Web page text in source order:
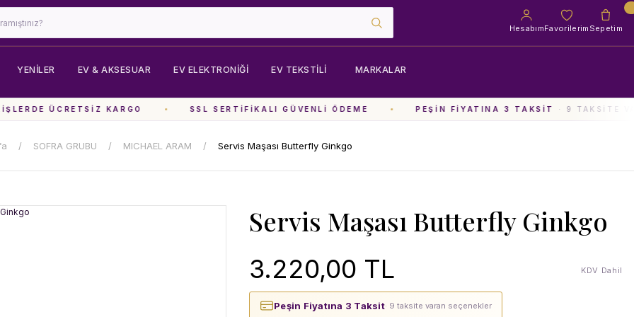
HesabımFavorilerim Sepetim
YENİLER EV & AKSESUAR EV ELEKTRONIĞI EV TEKSTILI MARKALAR
ÜCRETSIZ KARGO SSL SERTIFIKALI GÜVENLI ÖDEME PEŞIN FIYATINA 3 TAKSIT· 9 TAKSITE
SOFRA GRUBU MICHAEL ARAM Servis Maşası Butterfly Ginkgo
Servis Maşası Butterfly Ginkgo
3.220,00 TL KDV Dahil
Peşin Fiyatına 3 Taksit· 9 taksite varan seçenekler